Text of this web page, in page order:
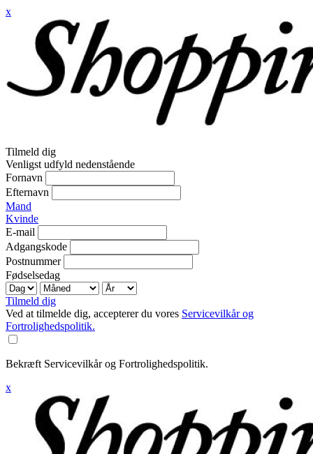
x
Tilmeld dig
Venligst udfyld nedenstående
Fornavn
Efternavn
Mand
Kvinde
E-mail
Adgangskode
Postnummer
Fødselsedag
Tilmeld dig
Ved at tilmelde dig, accepterer du vores Servicevilkår og
Fortrolighedspolitik.
Bekræft Servicevilkår og Fortrolighedspolitik.
x